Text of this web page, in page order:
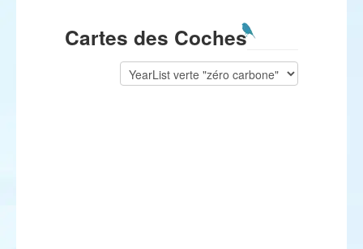
Cartes des Coches